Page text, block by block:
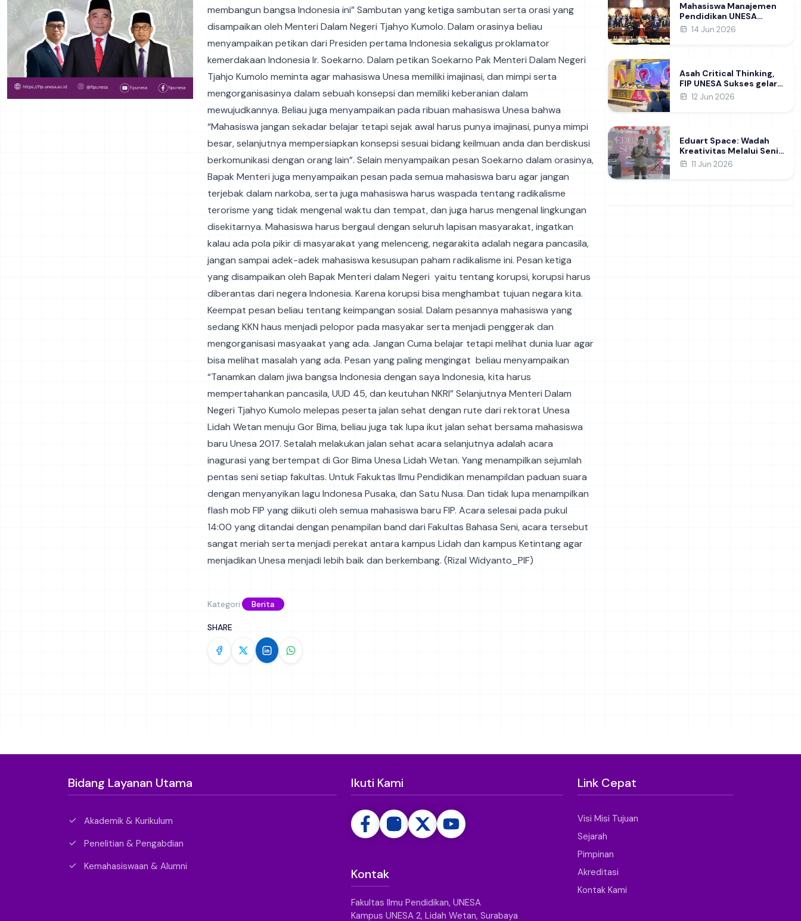
membangun bangsa Indonesia ini” Sambutan yang ketiga sambutan serta orasi yang
disampaikan oleh Menteri Dalam Negeri Tjahyo Kumolo. Dalam orasinya beliau
menyampaikan petikan dari Presiden pertama Indonesia sekaligus proklamator
kemerdakaan Indonesia Ir. Soekarno. Dalam petikan Soekarno Pak Menteri Dalam Negeri
Tjahjo Kumolo meminta agar mahasiswa Unesa memiliki imajinasi, dan mimpi serta
mengorganisasinya dalam sebuah konsepsi dan memiliki keberanian dalam
mewujudkannya. Beliau juga menyampaikan pada ribuan mahasiswa Unesa bahwa
“Mahasiswa jangan sekadar belajar tetapi sejak awal harus punya imajinasi, punya mimpi
besar, selanjutnya mempersiapkan konsepsi sesuai bidang keilmuan anda dan berdiskusi
berkomunikasi dengan orang lain”. Selain menyampaikan pesan Soekarno dalam orasinya,
Bapak Menteri juga menyampaikan pesan pada semua mahasiswa baru agar jangan
terjebak dalam narkoba, serta juga mahasiswa harus waspada tentang radikalisme
terorisme yang tidak mengenal waktu dan tempat, dan juga harus mengenal lingkungan
disekitarnya. Mahasiswa harus bergaul dengan seluruh lapisan masyarakat, ingatkan
kalau ada pola pikir di masyarakat yang melenceng, negarakita adalah negara pancasila,
jangan sampai adek-adek mahasiswa kesusupan paham radikalisme ini. Pesan ketiga
yang disampaikan oleh Bapak Menteri dalam Negeri yaitu tentang korupsi, korupsi harus
diberantas dari negera Indonesia. Karena korupsi bisa menghambat tujuan negara kita.
Keempat pesan beliau tentang keimpangan sosial. Dalam pesannya mahasiswa yang
sedang KKN haus menjadi pelopor pada masyakar serta menjadi penggerak dan
mengorganisasi masyaakat yang ada. Jangan Cuma belajar tetapi melihat dunia luar agar
bisa melihat masalah yang ada. Pesan yang paling mengingat beliau menyampaikan
“Tanamkan dalam jiwa bangsa Indonesia dengan saya Indonesia, kita harus
mempertahankan pancasila, UUD 45, dan keutuhan NKRI” Selanjutnya Menteri Dalam
Negeri Tjahyo Kumolo melepas peserta jalan sehat dengan rute dari rektorat Unesa
Lidah Wetan menuju Gor Bima, beliau juga tak lupa ikut jalan sehat bersama mahasiswa
baru Unesa 2017. Setalah melakukan jalan sehat acara selanjutnya adalah acara
inagurasi yang bertempat di Gor Bima Unesa Lidah Wetan. Yang menampilkan sejumlah
pentas seni setiap fakultas. Untuk Fakuktas Ilmu Pendidikan menampildan paduan suara
dengan menyanyikan lagu Indonesa Pusaka, dan Satu Nusa. Dan tidak lupa menampilkan
flash mob FIP yang diikuti oleh semua mahasiswa baru FIP. Acara selesai pada pukul
14:00 yang ditandai dengan penampilan band dari Fakultas Bahasa Seni, acara tersebut
sangat meriah serta menjadi perekat antara kampus Lidah dan kampus Ketintang agar
menjadikan Unesa menjadi lebih baik dan berkembang. (Rizal Widyanto_PIF)
Kategori: Berita
SHARE
SDG 4
Mahasiswa Manajemen
Pendidikan UNESA
Kunjungi DPRD Jatim,
Kebijakan Pendidikan
14 Jun 2026
Asah Critical Thinking,
FIP UNESA Sukses gelar
NUDC dan KDMI 2026
12 Jun 2026
Eduart Space: Wadah
Kreativitas Melalui Seni
dan Prakarya
11 Jun 2026
Bidang Layanan Utama
Akademik & Kurikulum
Penelitian & Pengabdian
Kemahasiswaan & Alumni
Ikuti Kami
Kontak
Fakultas Ilmu Pendidikan, UNESA
Kampus UNESA 2, Lidah Wetan, Surabaya
Link Cepat
Visi Misi Tujuan
Sejarah
Pimpinan
Akreditasi
Kontak Kami